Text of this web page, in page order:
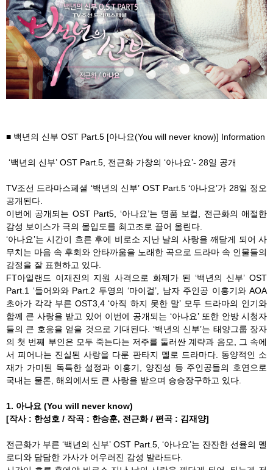
■ 백년의 신부 OST Part.5 [아나요(You will never know)] Information
‘백년의 신부’ OST Part.5, 전근화 가창의 ‘아나요’- 28일 공개
TV조선 드라마스페셜 ‘백년의 신부’ OST Part.5 ‘아나요’가 28일 정오
공개된다.
이번에 공개되는 OST Part5, ‘아나요’는 명품 보컬, 전근화의 애절한
감성 보이스가 극의 몰입도를 최고조로 끌어 올린다.
‘아나요’는 시간이 흐른 후에 비로소 지난 날의 사랑을 깨닫게 되어 사
무치는 마음 속 후회와 안타까움을 노래한 곡으로 드라마 속 인물들의
감정을 잘 표현하고 있다.
FT아일랜드 이재진의 지원 사격으로 화제가 된 ‘백년의 신부’ OST
Part.1 ‘들어와와 Part.2 투영의 ‘마이걸’, 남자 주인공 이홍기와 AOA
초아가 각각 부른 OST3,4 ‘아직 하지 못한 말’ 모두 드라마의 인기와
함께 큰 사랑을 받고 있어 이번에 공개되는 ‘아나요’ 또한 안방 시청자
들의 큰 호응을 얻을 것으로 기대된다. ‘백년의 신부’는 태양그룹 장자
의 첫 번째 부인은 모두 죽는다는 저주를 둘러싼 계략과 음모, 그 속에
서 피어나는 진실된 사랑을 다룬 판타지 멜로 드라마다. 동양적인 소
재가 가미된 독특한 설정과 이홍기, 양진성 등 주인공들의 호연으로
국내는 물론, 해외에서도 큰 사랑을 받으며 승승장구하고 있다.
1. 아나요 (You will never know)
[작사 : 한성호 / 작곡 : 한승훈, 전근화 / 편곡 : 김재양]
전근화가 부른 ‘백년의 신부’ OST Part.5, ‘아나요’는 잔잔한 선율의 멜
로디와 담담한 가사가 어우러진 감성 발라드다.